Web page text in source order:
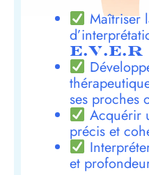
Maîtriser
E.V.E.R
ses proches
Acquérir
précis et
et